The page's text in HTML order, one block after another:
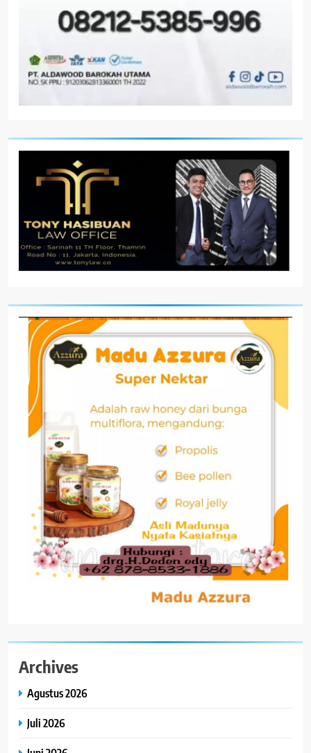
Archives
Agustus 2026
Juli 2026